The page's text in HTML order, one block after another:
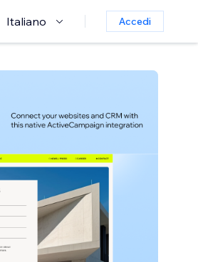
Italiano Accedi